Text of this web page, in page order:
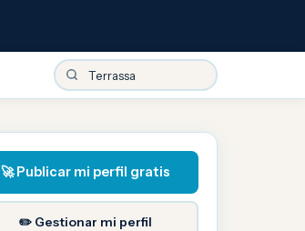
🚀 Publicar mi perfil gratis
✏️ Gestionar mi perfil